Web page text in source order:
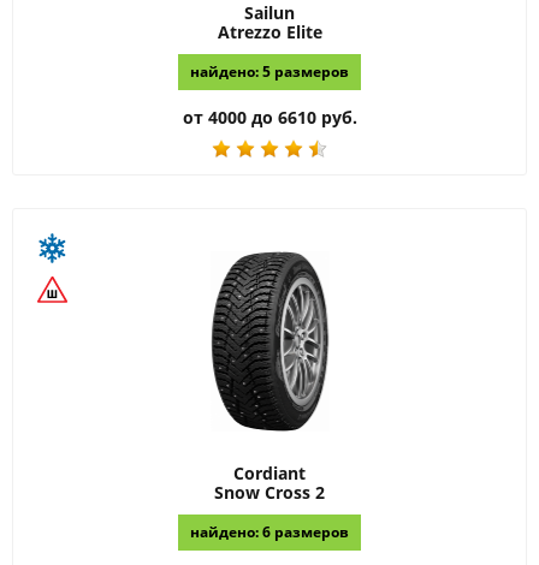
Sailun
Atrezzo Elite
найдено: 5 размеров
от 4000 до 6610 руб.
Cordiant
Snow Cross 2
найдено: 6 размеров